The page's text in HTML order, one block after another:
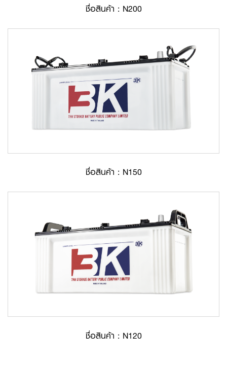
ชื่อสินค้า : N200
ชื่อสินค้า : N150
ชื่อสินค้า : N120